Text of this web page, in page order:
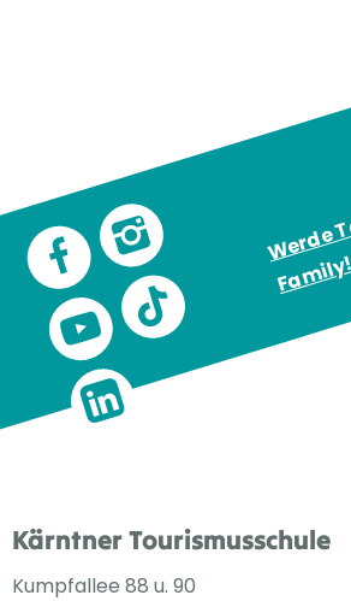
Kärntner Tourismusschule
Kumpfallee 88 u. 90